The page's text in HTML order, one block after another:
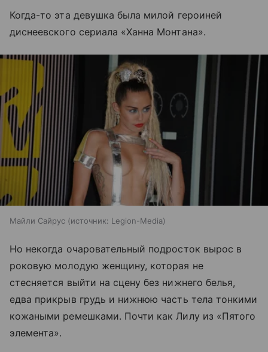
Когда-то эта девушка была милой героиней
диснеевского сериала «Ханна Монтана».
Майли Сайрус источник: Legion-Media
Но некогда очаровательный подросток вырос в
роковую молодую женщину, которая не
стесняется выйти на сцену без нижнего белья,
едва прикрыв грудь и нижнюю часть тела тонкими
кожаными ремешками. Почти как Лилу из «Пятого
элемента».